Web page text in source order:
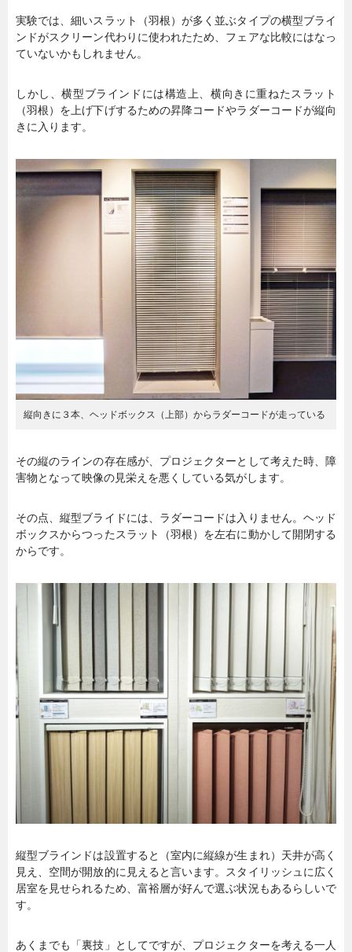
実験では、細いスラット（羽根）が多く並ぶタイプの横型ブライ
ンドがスクリーン代わりに使われたため、フェアな比較にはなっ
ていないかもしれません。
しかし、横型ブラインドには構造上、横向きに重ねたスラット
（羽根）を上げ下げするための昇降コードやラダーコードが縦向
きに入ります。
縦向きに３本、ヘッドボックス（上部）からラダーコードが走っている
その縦のラインの存在感が、プロジェクターとして考えた時、障
害物となって映像の見栄えを悪くしている気がします。
その点、縦型ブライドには、ラダーコードは入りません。ヘッド
ボックスからつったスラット（羽根）を左右に動かして開閉する
からです。
縦型ブラインドは設置すると（室内に縦線が生まれ）天井が高く
見え、空間が開放的に見えると言います。スタイリッシュに広く
居室を見せられるため、富裕層が好んで選ぶ状況もあるらしいで
す。
あくまでも「裏技」としてですが、プロジェクターを考える一人